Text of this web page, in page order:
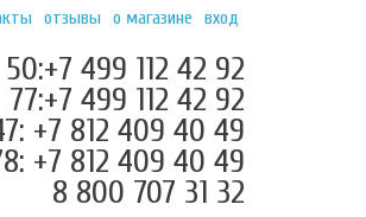
отзывы о магазине вход
50:+7 499 112 42 92
77:+7 499 112 42 92
+7 812 409 40 49
+7 812 409 40 49
8 800 707 31 32